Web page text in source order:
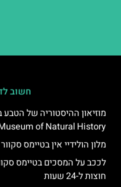
חשוב
of Natural History)
מלון הולידיי אין בטיימס סקוור
לככב על המסכים בטיימס
חוצות ל-24 שעות